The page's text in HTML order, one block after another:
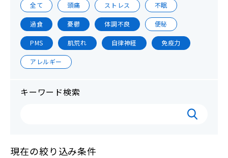
全て 頭痛 ストレス 不眠
過食 憂鬱 体調不良 便秘
PMS 肌荒れ 自律神経 免疫力
アレルギー
キーワード検索
現在の絞り込み条件